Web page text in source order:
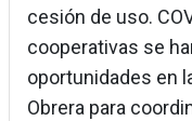
cesión de uso.
cooperativas se
oportunidades en
Obrera para